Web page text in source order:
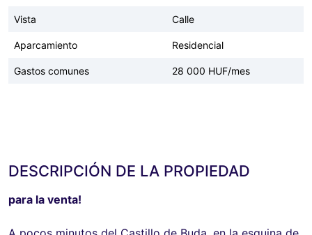
Vista Calle
Aparcamiento Residencial
Gastos comunes 28 000 HUF/mes
DESCRIPCIÓN DE LA PROPIEDAD
para la venta!